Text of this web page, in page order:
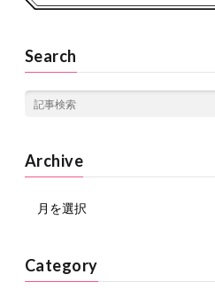
Search
Archive
Category